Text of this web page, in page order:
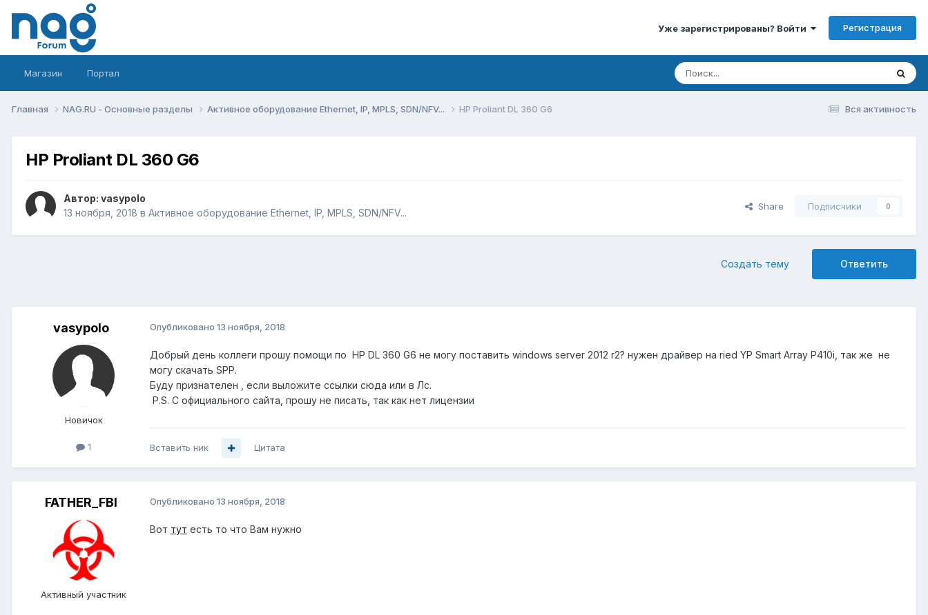
Уже зарегистрированы? Войти Регистрация
Магазин Портал
Вся активность
Главная NAG.RU - Основные разделы Активное оборудование Ethernet, IP, MPLS, SDN/NFV... HP Proliant DL 360 G6
HP Proliant DL 360 G6
Автор: vasypolo
13 ноября, 2018 в Активное оборудование Ethernet, IP, MPLS, SDN/NFV...
Share Подписчики 0
Ответить
Создать тему
vasypolo
Новичок
1
Опубликовано 13 ноября, 2018
Добрый день коллеги прошу помощи по HP DL 360 G6 не могу поставить windows server 2012 r2? нужен драйвер на ried YP Smart Array P410i, так же не
могу скачать SPP.
Буду признателен , если выложите ссылки сюда или в Лс.
P.S. С официального сайта, прошу не писать, так как нет лицензии
Вставить ник Цитата
FATHER_FBI
Активный участник
Опубликовано 13 ноября, 2018
Вот тут есть то что Вам нужно